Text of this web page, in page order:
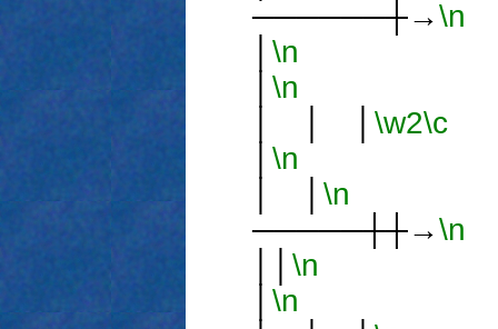
──────┼→\n
\n
\n
\w2\c
\n
\n
─────┼┼→\n
\n
\n